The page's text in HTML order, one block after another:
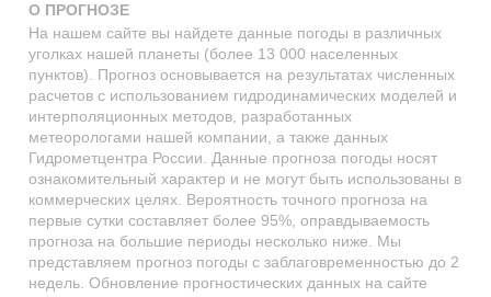
О ПРОГНОЗЕ
На нашем сайте вы найдете данные погоды в различных
уголках нашей планеты (более 13 000 населенных
пунктов). Прогноз основывается на результатах численных
расчетов с использованием гидродинамических моделей и
интерполяционных методов, разработанных
метеорологами нашей компании, а также данных
Гидрометцентра России. Данные прогноза погоды носят
ознакомительный характер и не могут быть использованы в
коммерческих целях. Вероятность точного прогноза на
первые сутки составляет более 95%, оправдываемость
прогноза на большие периоды несколько ниже. Мы
представляем прогноз погоды с заблаговременностью до 2
недель. Обновление прогностических данных на сайте